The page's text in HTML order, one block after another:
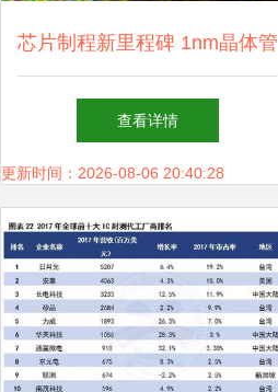
芯片制程新里程碑 1nm晶体管
在美国诞生，集成电路设计迈
入未来
查看详情
更新时间：2026-08-06 20:40:28